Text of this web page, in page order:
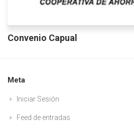
Convenio Capual
Meta
Iniciar Sesión
Feed de entradas